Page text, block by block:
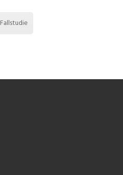
Fallstudie